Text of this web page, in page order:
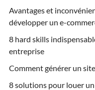
Avantages et
développer un e-
8 hard skills
entreprise
Comment générer un
8 solutions pour louer